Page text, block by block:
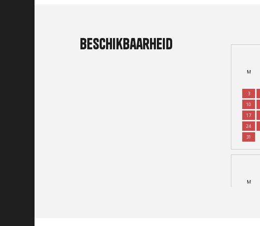
Beschikbaarheid